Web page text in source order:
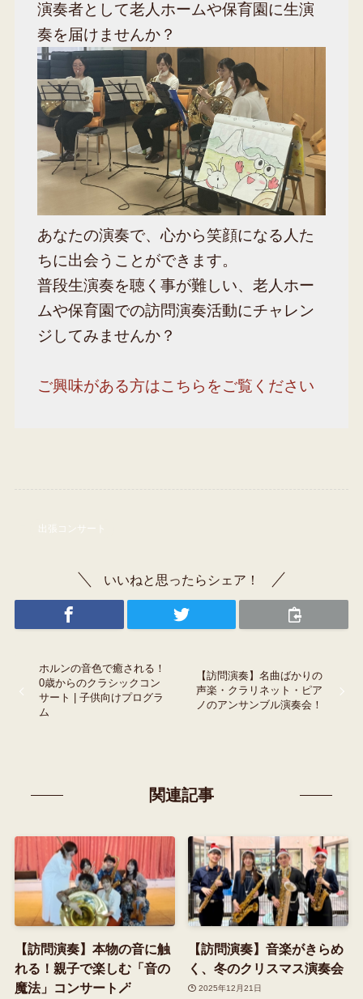
演奏者として老人ホームや保育園に生演
奏を届けませんか？
あなたの演奏で、心から笑顔になる人た
ちに出会うことができます。
普段生演奏を聴く事が難しい、老人ホー
ムや保育園での訪問演奏活動にチャレン
ジしてみませんか？
ご興味がある方はこちらをご覧ください
出張コンサート
いいねと思ったらシェア！
ホルンの音色で癒される！
0歳からのクラシックコン
サート | 子供向けプログラ
ム
【訪問演奏】名曲ばかりの
声楽・クラリネット・ピア
ノのアンサンブル演奏会！
関連記事
【訪問演奏】本物の音に触
れる！親子で楽しむ「音の
魔法」コンサート🪄
【訪問演奏】音楽がきらめ
く、冬のクリスマス演奏会
2025年12月21日